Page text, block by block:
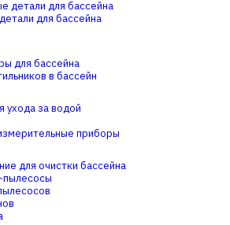
детали для бассейна
для бассейна
для бассейна
в бассейн
ухода за водой
приборы
для очистки бассейна
пылесосы